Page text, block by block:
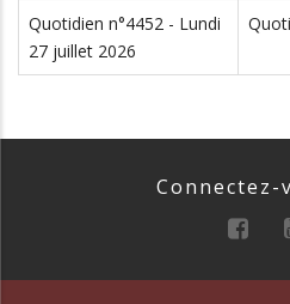
Quotidien n°4452 - Lundi
27 juillet 2026
Connectez-